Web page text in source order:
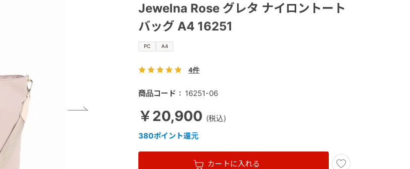
PC A4
Jewelna Rose グレタ ナイロントート
バッグ A4 16251
4件
商品コード 16251-06
￥20,900
380ポイント還元
カートに入れる